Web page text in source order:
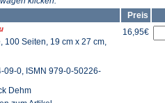
Preis
100 Seiten, 19 cm x 27 cm,
09-0, ISMN 979-0-50226-
Dehm
16,95€